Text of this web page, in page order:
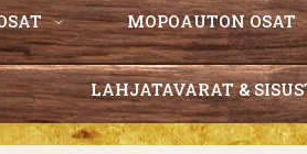
MOPOAUTON OSAT
LAHJATAVARAT &